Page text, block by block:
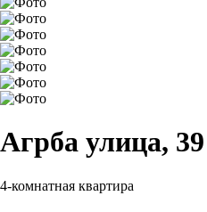
Агрба улица, 39
4-комнатная квартира